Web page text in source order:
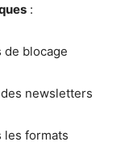
:
de blocage
newsletters
les formats